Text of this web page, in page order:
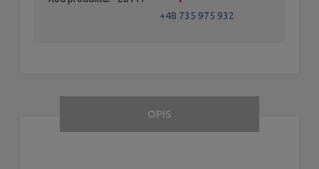
+48 735 975 932
OPIS